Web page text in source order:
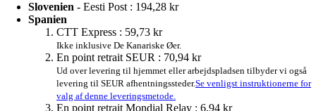
Slovenien - Eesti Post : 194,28 kr
Spanien
CTT Express : 59,73 kr
Ikke inklusive De Kanariske Øer.
En point retrait SEUR : 70,94 kr
Ud over levering til hjemmet eller arbejdspladsen tilbyder vi også
levering til SEUR afhentningssteder.Se venligst instruktionerne for
valg af denne leveringsmetode.
En point retrait Mondial Relay : 6,94 kr